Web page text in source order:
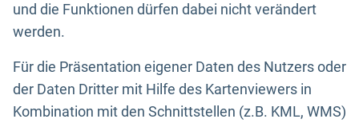
und die Funktionen dürfen dabei nicht verändert
werden.
Für die Präsentation eigener Daten des Nutzers oder
der Daten Dritter mit Hilfe des Kartenviewers in
Kombination mit den Schnittstellen (z.B. KML, WMS)